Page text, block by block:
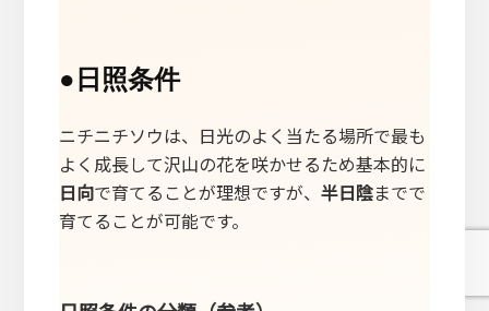
● 日照条件
ニチニチソウは、日光のよく当たる場所で最も
よく成長して沢山の花を咲かせるため基本的に
日向で育てることが理想ですが、 半日陰までで
育てることが可能です。